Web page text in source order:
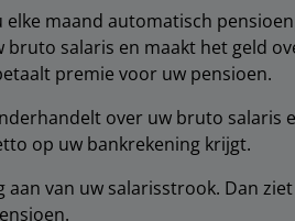
maand automatisch
salaris en maakt het geld
premie voor uw pensioen.
over uw bruto salaris
op uw bankrekening krijgt.
van uw salarisstrook. Dan